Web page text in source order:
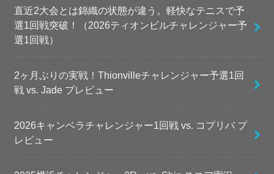
直近2大会とは錦織の状態が違う。軽快なテニスで予
選1回戦突破！（2026ティオンビルチャレンジャー予
選1回戦）
2ヶ月ぶりの実戦！Thionvilleチャレンジャー予選1回
戦 vs. Jade プレビュー
2026キャンベラチャレンジャー1回戦 vs. コプリバ プ
レビュー